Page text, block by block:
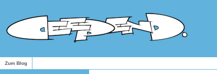
Zum Blog